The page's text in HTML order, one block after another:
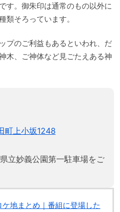
す。御朱印は通常のもの以外に
類そろっています。
プのご利益もあるといわれ、だ
木、ご神体など見ごたえある神
町上小坂1248
立妙義公園第一駐車場をご
ケ地まとめ｜番組に登場した